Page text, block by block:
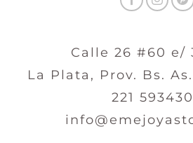
Calle 26 #60 e/
La Plata, Prov. Bs.
221